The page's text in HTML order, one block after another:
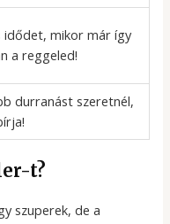
idődet, mikor már így
a reggeled!
durranást szeretnél,
t?
szuperek, de a